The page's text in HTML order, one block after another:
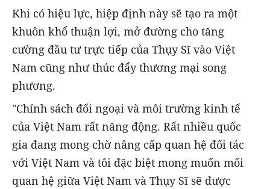
Khi có hiệu lực, hiệp định này sẽ tạo ra một
khuôn khổ thuận lợi, mở đường cho tăng
cường đầu tư trực tiếp của Thụy Sĩ vào Việt
Nam cũng như thúc đẩy thương mại song
phương.
"Chính sách đối ngoại và môi trường kinh tế
của Việt Nam rất năng động. Rất nhiều quốc
gia đang mong chờ nâng cấp quan hệ đối tác
với Việt Nam và tôi đặc biệt mong muốn mối
quan hệ giữa Việt Nam và Thụy Sĩ sẽ được